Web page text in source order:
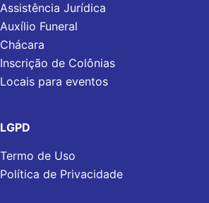
Assistência Jurídica
Auxílio Funeral
Chácara
Inscrição de Colônias
Locais para eventos
LGPD
Termo de Uso
Política de Privacidade